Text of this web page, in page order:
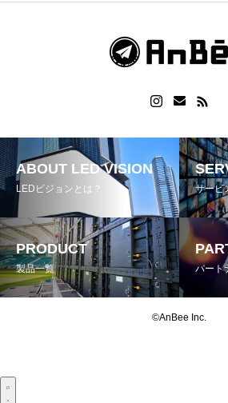
ABOUT LED VISION
LEDビジョンとは？ サービ
PRODUCT
製品一覧 パート
©AnBee Inc.